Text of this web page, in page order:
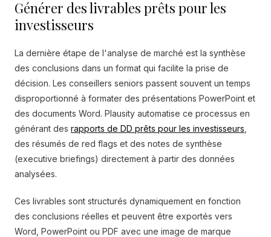
Générer des livrables prêts pour les
investisseurs
La dernière étape de l'analyse de marché est la synthèse
des conclusions dans un format qui facilite la prise de
décision. Les conseillers seniors passent souvent un temps
disproportionné à formater des présentations PowerPoint et
des documents Word. Plausity automatise ce processus en
générant des rapports de DD prêts pour les investisseurs
des résumés de red flags et des notes de synthèse
(executive briefings) directement à partir des données
analysées.
Ces livrables sont structurés dynamiquement en fonction
des conclusions réelles et peuvent être exportés vers
Word, PowerPoint ou PDF avec une image de marque